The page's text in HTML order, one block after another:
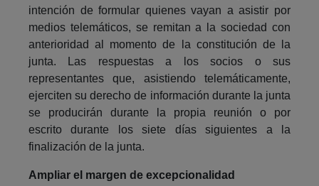
intención de formular quienes vayan a asistir por
medios telemáticos, se remitan a la sociedad con
anterioridad al momento de la constitución de la
junta. Las respuestas a los socios o sus
representantes que, asistiendo telemáticamente,
ejerciten su derecho de información durante la junta
se producirán durante la propia reunión o por
escrito durante los siete días siguientes a la
finalización de la junta.
Ampliar el margen de excepcionalidad